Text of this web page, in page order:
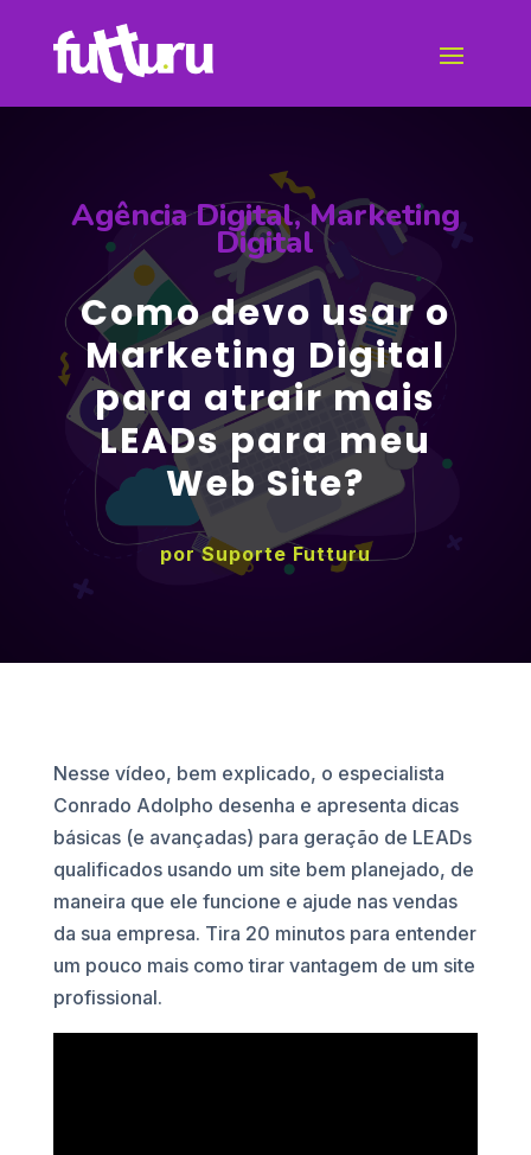
Agência Digital,Marketing
Digital
Como devo usar o
Marketing Digital
para atrair mais
LEADs para meu
Web Site?
porSuporte Futturu
Nesse vídeo, bem explicado, o especialista
Conrado Adolpho desenha e apresenta dicas
básicas (e avançadas) para geração de LEADs
qualificados usando um site bem planejado, de
maneira que ele funcione e ajude nas vendas
da sua empresa. Tira 20 minutos para entender
um pouco mais como tirar vantagem de um site
profissional.